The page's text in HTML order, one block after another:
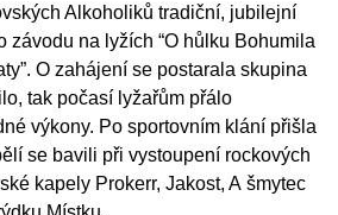
Alkoholiků tradiční, jubilejní
závodu na lyžích “O hůlku Bohumila
O zahájení se postarala skupina
tak počasí lyžařům přálo
výkony. Po sportovním klání přišla
se bavili při vystoupení rockových
kapely Prokerr, Jakost, A šmytec